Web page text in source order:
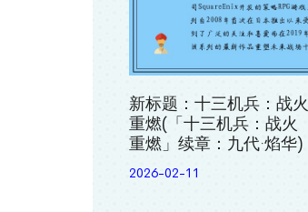
新标题：十三机兵：战火
重燃(「十三机兵：战火
重燃」续章：九代·焰华)
2026-02-11